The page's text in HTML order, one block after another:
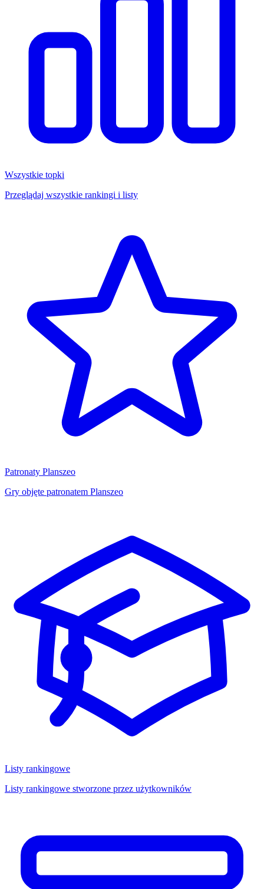
Wszystkie topki
Przeglądaj wszystkie rankingi i listy
Patronaty Planszeo
Gry objęte patronatem Planszeo
Listy rankingowe
Listy rankingowe stworzone przez użytkowników